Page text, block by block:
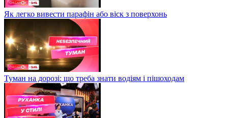
Як легко вивести парафін або віск з поверхонь
Туман на дорозі: що треба знати водіям і пішоходам